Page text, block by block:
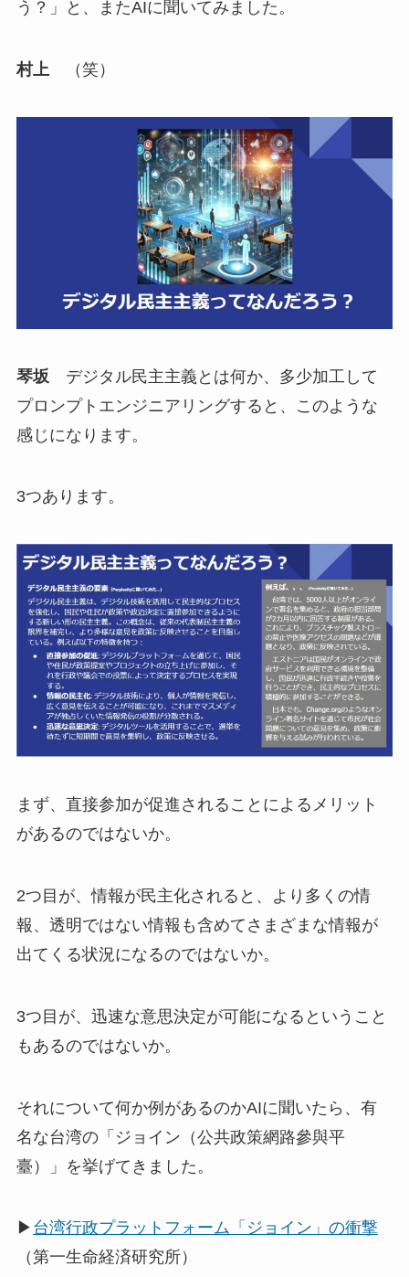
う？」と、またAIに聞いてみました。
村上（笑）
琴坂 デジタル民主主義とは何か、多少加工して
プロンプトエンジニアリングすると、このような
感じになります。
3つあります。
まず、直接参加が促進されることによるメリット
があるのではないか。
2つ目が、情報が民主化されると、より多くの情
報、透明ではない情報も含めてさまざまな情報が
出てくる状況になるのではないか。
3つ目が、迅速な意思決定が可能になるということ
もあるのではないか。
それについて何か例があるのかAIに聞いたら、有
名な台湾の「ジョイン（公共政策網路參與平
臺）」を挙げてきました。
▶ 台湾行政プラットフォーム「ジョイン」の衝撃
（第一生命経済研究所）